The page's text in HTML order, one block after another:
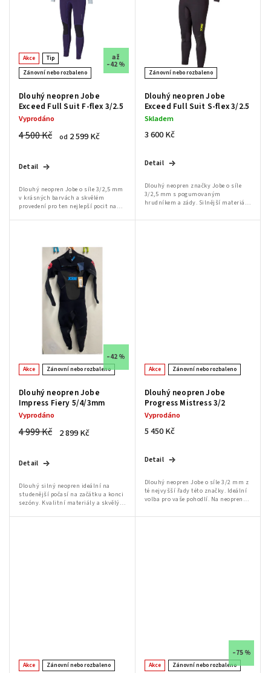
Akce
Tip
Zánovní nebo rozbaleno
až
–42 %
Dlouhý neopren Jobe
Exceed Full Suit F-flex 3/2.5
Vyprodáno
4 500 Kč od 2 599 Kč
Detail
Dlouhý neopren Jobe o síle 3/2,5 mm
v krásných barvách a skvělém
provedení pro ten nejlepší pocit na
Zánovní nebo rozbaleno
Dlouhý neopren Jobe
Exceed Full Suit S-flex 3/2.5
Skladem
3 600 Kč
Detail
Dlouhý neopren značky Jobe o síle
3/2,5 mm s pogumovaným
hrudníkem a zády. Silnější materiál,
"profukovaní", je na prsou a zádech.
Akce Zánovní nebo rozbaleno
–42 %
Dlouhý neopren Jobe
Impress Fiery 5/4/3mm
Vyprodáno
4 999 Kč 2 899 Kč
Detail
Dlouhý silný neopren ideální na
studenější počasí na začátku a konci
sezóny. Kvalitní materiály a skvělý
postavu. Suchý zip na nohavicích
Akce Zánovní nebo rozbaleno
Dlouhý neopren Jobe
Progress Mistress 3/2
Vyprodáno
5 450 Kč
Detail
Dlouhý neopren Jobe o síle 3/2 mm z
té nejvyšší řady této značky. Ideální
volba pro vaše pohodlí. Na neoprenu
zájem pošlu více fotek
Akce Zánovní nebo rozbaleno Akce Zánovní nebo rozbaleno
–75 %